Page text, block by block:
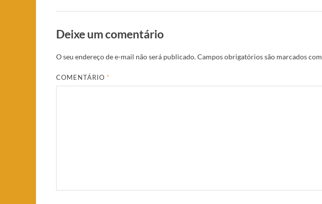
Deixe um comentário
O seu endereço de e-mail não será publicado.Campos obrigatórios são marcados com
COMENTÁRIO*